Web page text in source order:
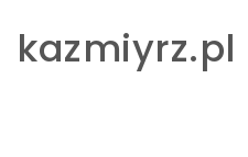
kazmiyrz.pl